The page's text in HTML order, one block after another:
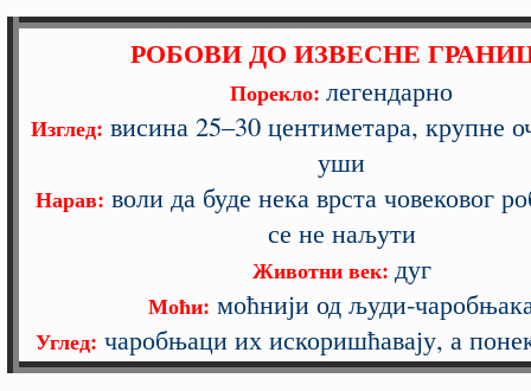
РОБОВИ ДО ИЗВЕСНЕ
Порекло: легендарно
Изглед: висина 25–30 центиметара, крупне
уши
Нарав: воли да буде нека врста човековог
се не наљути
Животни век: дуг
Моћи: моћнији од људи-
Углед: чаробњаци их искоришћавају, а